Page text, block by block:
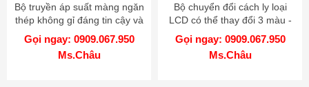
Bộ truyền áp suất màng ngăn
thép không gỉ đáng tin cậy và
chính xác cao - Model TPS20
Gọi ngay: 0909.067.950
Ms.Châu
Bộ chuyển đổi cách ly loại
LCD có thể thay đổi 3 màu -
Model CN-6000
Gọi ngay: 0909.067.950
Ms.Châu